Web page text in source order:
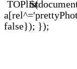
false}); });